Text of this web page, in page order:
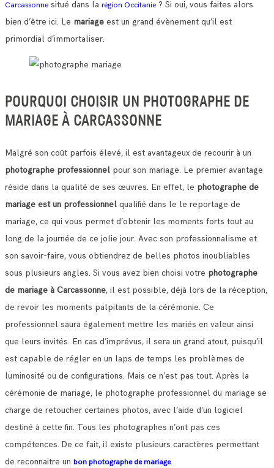
Carcassonne situé dans la région Occitanie ? Si oui, vous faites alors
bien d’être ici. Le mariage est un grand évènement qu’il est
primordial d’immortaliser.
POURQUOI CHOISIR UN PHOTOGRAPHE DE
MARIAGE À CARCASSONNE
Malgré son coût parfois élevé, il est avantageux de recourir à un
photographe professionnel pour son mariage. Le premier avantage
réside dans la qualité de ses œuvres. En effet, le photographe de
mariage est un professionnel qualifié dans le le reportage de
mariage, ce qui vous permet d’obtenir les moments forts tout au
long de la journée de ce jolie jour. Avec son professionnalisme et
son savoir-faire, vous obtiendrez de belles photos inoubliables
sous plusieurs angles. Si vous avez bien choisi votre photographe
de mariage à Carcassonne, il est possible, déjà lors de la réception,
de revoir les moments palpitants de la cérémonie. Ce
professionnel saura également mettre les mariés en valeur ainsi
que leurs invités. En cas d’imprévus, il sera un grand atout, puisqu’il
est capable de régler en un laps de temps les problèmes de
luminosité ou de configurations. Mais ce n’est pas tout. Après la
cérémonie de mariage, le photographe professionnel du mariage se
charge de retoucher certaines photos, avec l’aide d’un logiciel
destiné à cette fin. Tous les photographes n’ont pas ces
compétences. De ce fait, il existe plusieurs caractères permettant
de reconnaitre un bon photographe de mariage.